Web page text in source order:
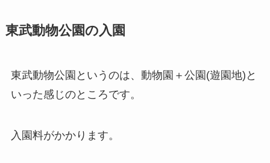
東武動物公園の入園
東武動物公園というのは、動物園＋公園(遊園地)と
いった感じのところです。
入園料がかかります。